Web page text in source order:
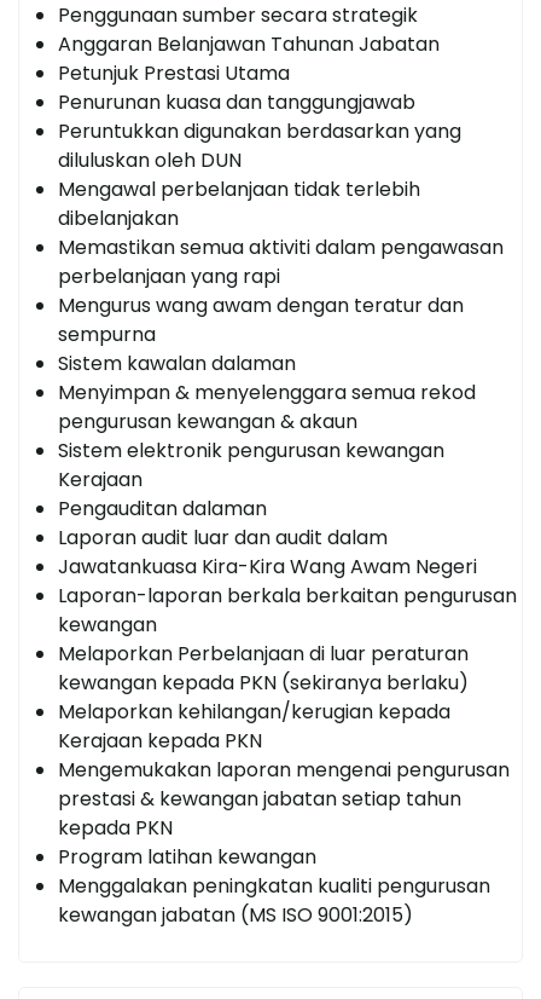
Penggunaan sumber secara strategik
Anggaran Belanjawan Tahunan Jabatan
Petunjuk Prestasi Utama
Penurunan kuasa dan tanggungjawab
Peruntukkan digunakan berdasarkan yang
diluluskan oleh DUN
Mengawal perbelanjaan tidak terlebih
dibelanjakan
Memastikan semua aktiviti dalam pengawasan
perbelanjaan yang rapi
Mengurus wang awam dengan teratur dan
sempurna
Sistem kawalan dalaman
Menyimpan & menyelenggara semua rekod
pengurusan kewangan & akaun
Sistem elektronik pengurusan kewangan
Kerajaan
Pengauditan dalaman
Laporan audit luar dan audit dalam
Jawatankuasa Kira-Kira Wang Awam Negeri
Laporan-laporan berkala berkaitan pengurusan
kewangan
Melaporkan Perbelanjaan di luar peraturan
kewangan kepada PKN (sekiranya berlaku)
Melaporkan kehilangan/kerugian kepada
Kerajaan kepada PKN
Mengemukakan laporan mengenai pengurusan
prestasi & kewangan jabatan setiap tahun
kepada PKN
Program latihan kewangan
Menggalakan peningkatan kualiti pengurusan
kewangan jabatan (MS ISO 9001:2015)